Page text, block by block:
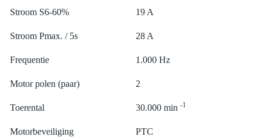
Stroom S6-60% 19 A
Stroom Pmax. / 5s 28 A
Frequentie 1.000 Hz
Motor polen (paar) 2
Toerental 30.000 min -1
Motorbeveiliging PTC